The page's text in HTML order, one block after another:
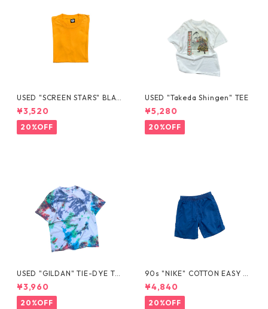
USED "SCREEN STARS" BLAN
K TEE
¥3,520
20%OFF
USED "Takeda Shingen" TEE
¥5,280
20%OFF
USED "GILDAN" TIE-DYE TE
E
¥3,960
20%OFF
90s "NIKE" COTTON EASY S
HORTS
¥4,840
20%OFF